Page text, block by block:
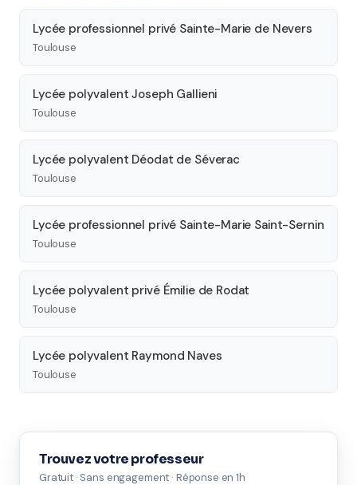
Lycée professionnel privé Sainte-Marie de Nevers
Toulouse
Lycée polyvalent Joseph Gallieni
Toulouse
Lycée polyvalent Déodat de Séverac
Toulouse
Lycée professionnel privé Sainte-Marie Saint-Sernin
Toulouse
Lycée polyvalent privé Émilie de Rodat
Toulouse
Lycée polyvalent Raymond Naves
Toulouse
Trouvez votre professeur
Gratuit · Sans engagement · Réponse en 1h